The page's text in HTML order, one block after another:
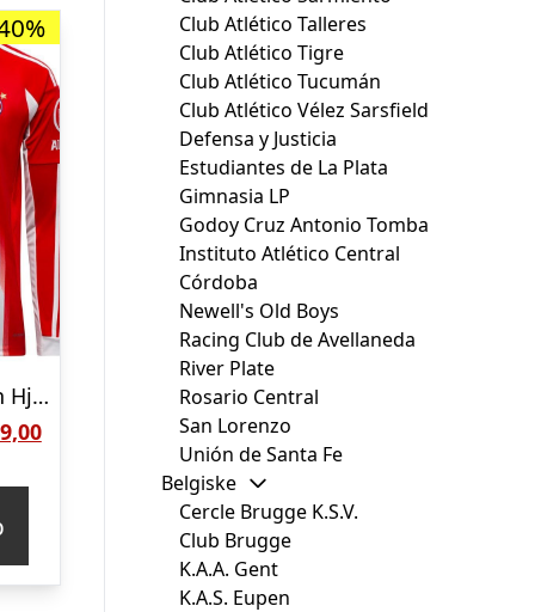
Bayern München Hjemmebanetrøje 2025/26 Børn Lange Ærmer
Den
kr. 389,00.
Club Atlético Talleres
Club Atlético Tigre
Club Atlético Tucumán
Club Atlético Vélez Sarsfield
Defensa y Justicia
Estudiantes de La Plata
Gimnasia LP
Godoy Cruz Antonio Tomba
Instituto Atlético Central
Córdoba
Newell's Old Boys
Racing Club de Avellaneda
River Plate
Rosario Central
San Lorenzo
Unión de Santa Fe
Belgiske
Cercle Brugge K.S.V.
Club Brugge
K.A.A. Gent
K.A.S. Eupen